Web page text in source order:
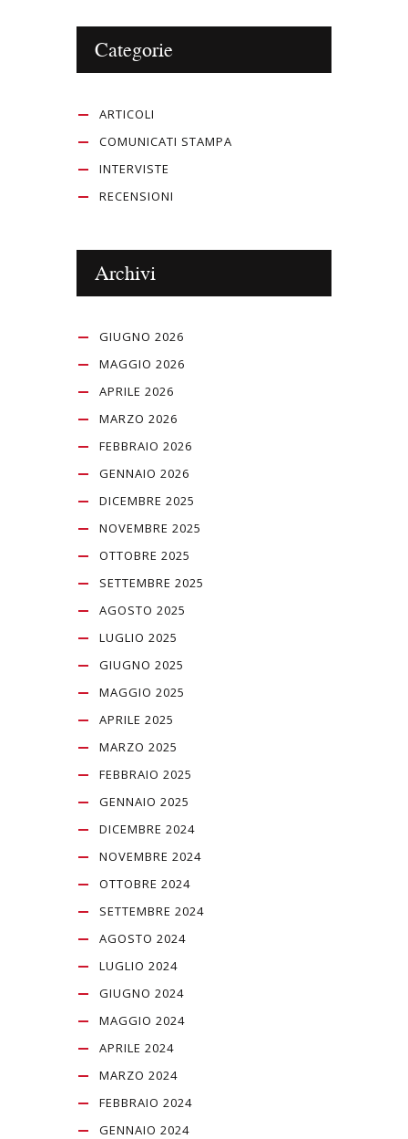
Categorie
ARTICOLI
COMUNICATI STAMPA
INTERVISTE
RECENSIONI
Archivi
GIUGNO 2026
MAGGIO 2026
APRILE 2026
MARZO 2026
FEBBRAIO 2026
GENNAIO 2026
DICEMBRE 2025
NOVEMBRE 2025
OTTOBRE 2025
SETTEMBRE 2025
AGOSTO 2025
LUGLIO 2025
GIUGNO 2025
MAGGIO 2025
APRILE 2025
MARZO 2025
FEBBRAIO 2025
GENNAIO 2025
DICEMBRE 2024
NOVEMBRE 2024
OTTOBRE 2024
SETTEMBRE 2024
AGOSTO 2024
LUGLIO 2024
GIUGNO 2024
MAGGIO 2024
APRILE 2024
MARZO 2024
FEBBRAIO 2024
GENNAIO 2024